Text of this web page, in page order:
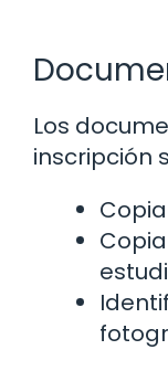
Los
inscripción
Copia